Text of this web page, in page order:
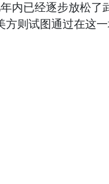
内已经逐步放松了
则试图通过在这